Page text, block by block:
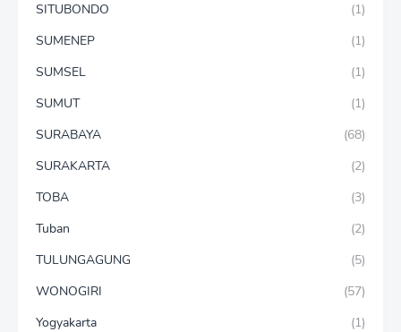
SITUBONDO
(1)
SUMENEP
(1)
SUMSEL
(1)
SUMUT
(1)
SURABAYA
(68)
SURAKARTA
(2)
TOBA
(3)
Tuban
(2)
TULUNGAGUNG
(5)
WONOGIRI
(57)
Yogyakarta
(1)